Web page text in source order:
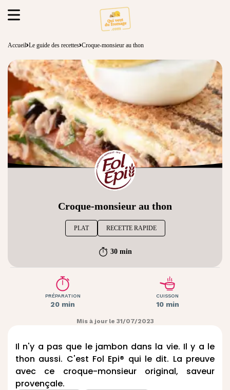
Accueil Le guide des recettes Croque-monsieur au thon
Croque-monsieur au thon
PLAT RECETTE RAPIDE
30 min
PRÉPARATION
20 min
CUISSON
10 min
Mis à jour le 31/07/2023
Il n'y a pas que le jambon dans la vie. Il y a le
thon aussi. C'est Fol Epi® qui le dit. La preuve
avec ce croque-monsieur original, saveur
provençale.